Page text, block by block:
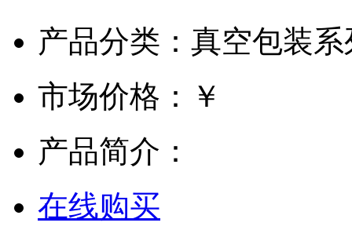
产品分类：真空包装系
市场价格：
￥
产品简介：
在线购买